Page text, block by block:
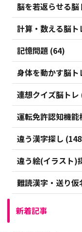
脳を若返らせる
計算・数える脳ト
記憶問題 (64)
身体を動かす脳ト
連想クイズ脳トレ
運転免許認知機
違う漢字探し
違う絵(イラスト)
難読漢字・送り仮
新着記事